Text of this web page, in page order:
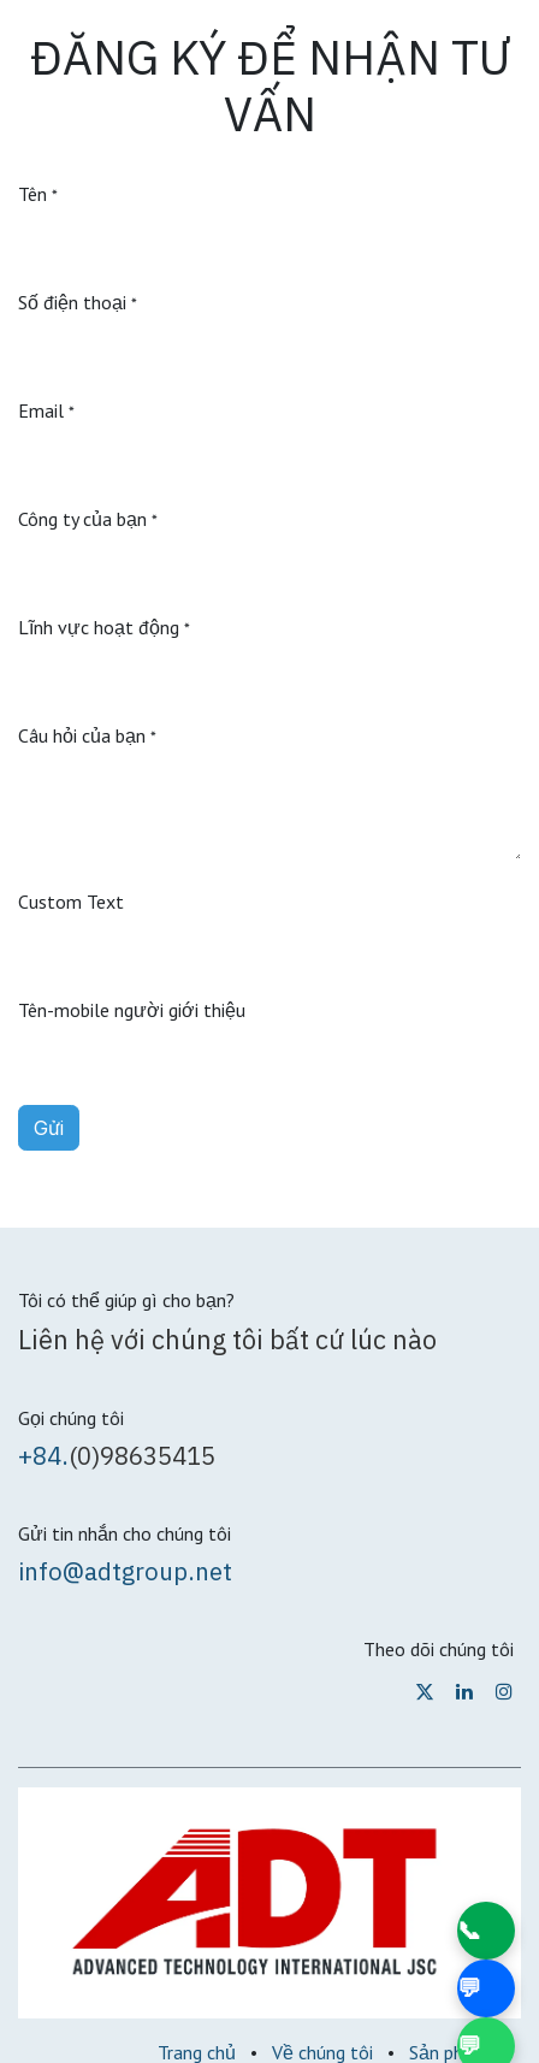
ĐĂNG KÝ ĐỂ NHẬN TƯ
VẤN
Tên *
Số điện thoại *
Email *
Công ty của bạn *
Lĩnh vực hoạt động *
Câu hỏi của bạn *
Custom Text
Tên-mobile người giới thiệu
Gửi
Tôi có thể giúp gì cho bạn?
Liên hệ với chúng tôi bất cứ lúc nào
Gọi chúng tôi
+84.(0)98635415
Gửi tin nhắn cho chúng tôi
info@adtgroup.net
Theo dõi chúng tôi
Trang chủ • Về chúng tôi • Sản phẩm
📞
💬
💬